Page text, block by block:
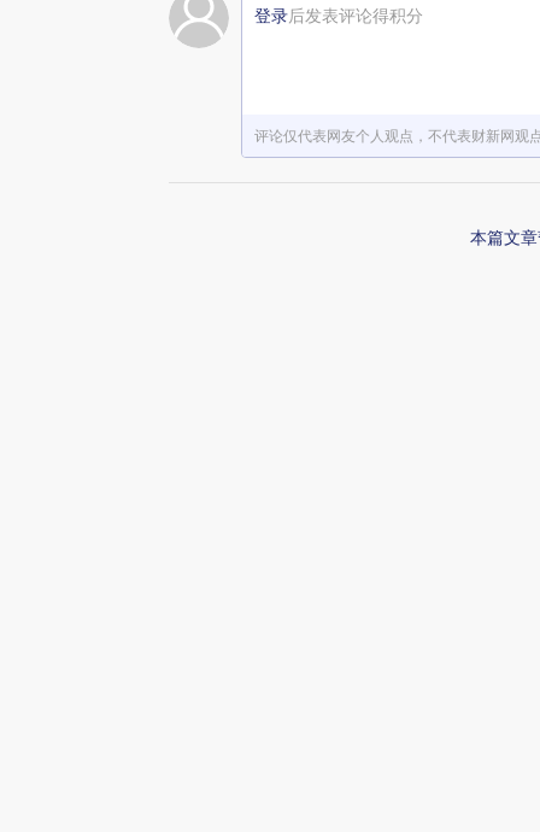
登录后发表评论得积分
评论仅代表网友个人观点，不代表财新网观
本篇文